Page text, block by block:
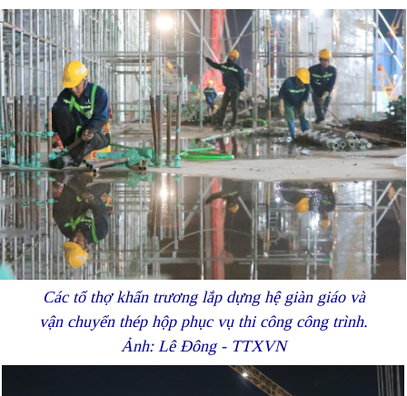
Các tổ thợ khẩn trương lắp dựng hệ giàn giáo và
vận chuyển thép hộp phục vụ thi công công trình.
Ảnh: Lê Đông - TTXVN